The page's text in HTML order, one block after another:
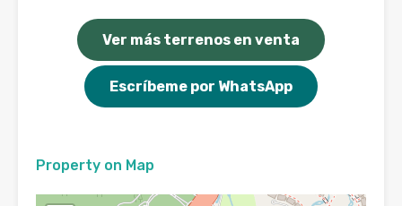
Ver más terrenos en venta
Escríbeme por WhatsApp
Property on Map